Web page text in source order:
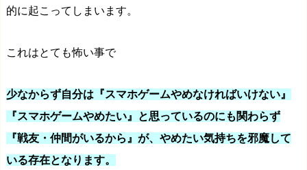
的に起こってしまいます。
これはとても怖い事で
少なからず自分は『スマホゲームやめなければいけない』
『スマホゲームやめたい』と思っているのにも関わらず
『戦友・仲間がいるから』が、やめたい気持ちを邪魔して
いる存在となります。